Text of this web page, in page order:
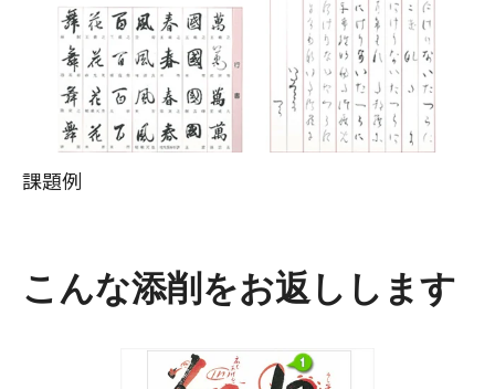
課題例
こんな添削をお返しします